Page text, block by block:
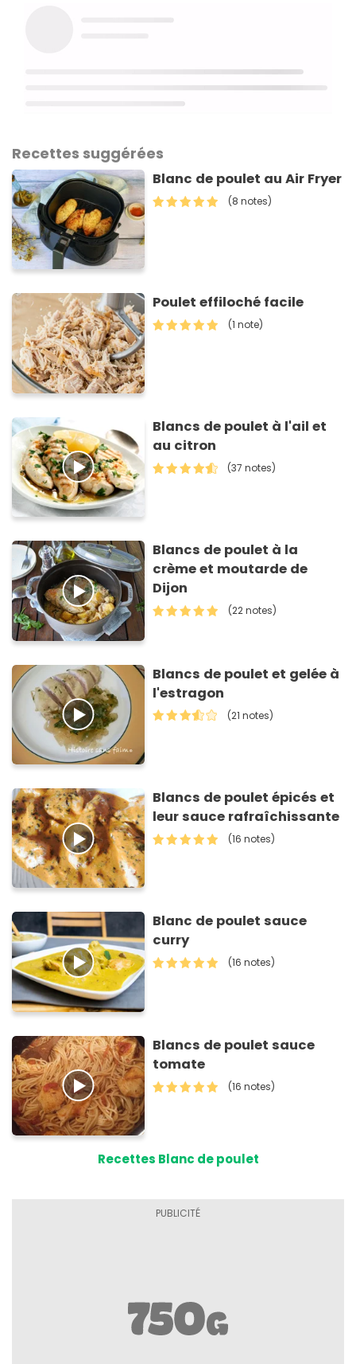
Recettes suggérées
Blanc de poulet au Air Fryer
(8 notes)
Poulet effiloché facile
(1 note)
Blancs de poulet à l'ail et
au citron
(37 notes)
Blancs de poulet à la
crème et moutarde de
Dijon
(22 notes)
Blancs de poulet et gelée à
l'estragon
(21 notes)
Blancs de poulet épicés et
leur sauce rafraîchissante
(16 notes)
Blanc de poulet sauce
curry
(16 notes)
Blancs de poulet sauce
tomate
(16 notes)
Recettes Blanc de poulet